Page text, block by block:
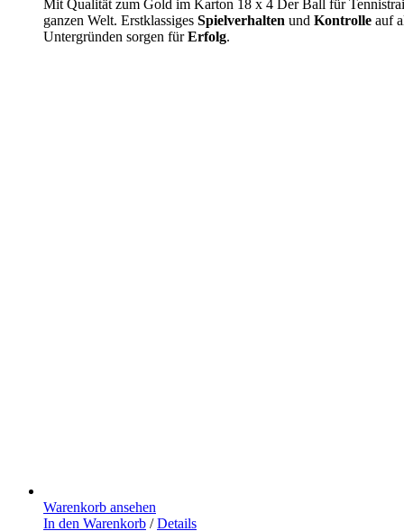
Mit Qualität zum Gold im Karton 18 x 4 Der Ball für
ganzen Welt. Erstklassiges Spielverhalten und Kontrolle auf
Untergründen sorgen fürErfolg.
Warenkorb ansehen
In den Warenkorb / Details